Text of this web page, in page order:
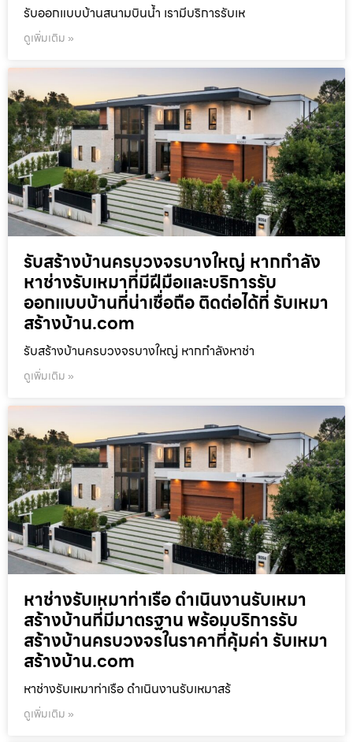
รับออกแบบบ้านสนามบินน้ำ เรามีบริการรับเห
ดูเพิ่มเติม »
รับสร้างบ้านครบวงจรบางใหญ่ หากกำลัง
หาช่างรับเหมาที่มีฝีมือและบริการรับ
ออกแบบบ้านที่น่าเชื่อถือ ติดต่อได้ที่ รับเหมา
สร้างบ้าน.com
รับสร้างบ้านครบวงจรบางใหญ่ หากกำลังหาช่า
ดูเพิ่มเติม »
หาช่างรับเหมาท่าเรือ ดำเนินงานรับเหมา
สร้างบ้านที่มีมาตรฐาน พร้อมบริการรับ
สร้างบ้านครบวงจรในราคาที่คุ้มค่า รับเหมา
สร้างบ้าน.com
หาช่างรับเหมาท่าเรือ ดำเนินงานรับเหมาสร้
ดูเพิ่มเติม »